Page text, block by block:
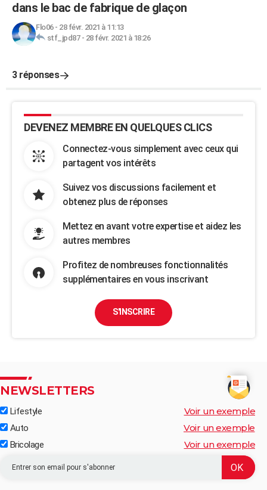
dans le bac de fabrique de glaçon
Flo06- 28 févr. 2021 à 11:13
stf_jpd87- 28 févr. 2021 à 18:26
3 réponses
DEVENEZ MEMBRE EN QUELQUES CLICS
Connectez-vous simplement avec ceux qui
partagent vos intérêts
Suivez vos discussions facilement et
obtenez plus de réponses
Mettez en avant votre expertise et aidez les
autres membres
Profitez de nombreuses fonctionnalités
supplémentaires en vous inscrivant
S'INSCRIRE
NEWSLETTERS
Lifestyle Voir un exemple
Auto Voir un exemple
Bricolage Voir un exemple